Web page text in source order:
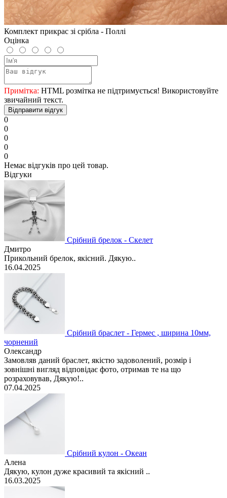
Комплект прикрас зі срібла - Поллі
Оцінка
Примітка: HTML розмітка не підтримується! Використовуйте
звичайний текст.
Відправити відгук
0
0
0
0
0
Немає відгуків про цей товар.
Відгуки
Срібний брелок - Скелет
Дмитро
Прикольний брелок, якісний. Дякую..
16.04.2025
Срібний браслет - Гермес , ширина 10мм,
чорнений
Олександр
Замовляв даний браслет, якістю задоволений, розмір і
зовнішні вигляд відповідає фото, отримав те на що
розраховував, Дякую!..
07.04.2025
Срібний кулон - Океан
Алена
Дякую, кулон дуже красивий та якісний ..
16.03.2025